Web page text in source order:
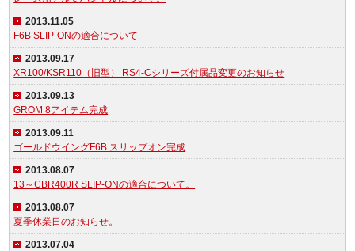
2013.11.05
F6B SLIP-ONの適合について
2013.09.17
XR100/KSR110（旧型） RS4-Cシリーズ付属品変更のお知らせ
2013.09.13
GROM 8アイテム完成
2013.09.11
ゴールドウイングF6B スリップオン完成
2013.08.07
13～CBR400R SLIP-ONの適合について。
2013.08.07
夏季休業日のお知らせ。
2013.07.04